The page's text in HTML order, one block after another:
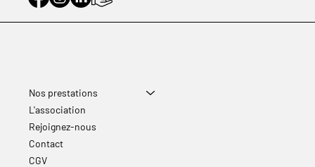
Nos prestations
L'association
Rejoignez-nous
Contact
CGV